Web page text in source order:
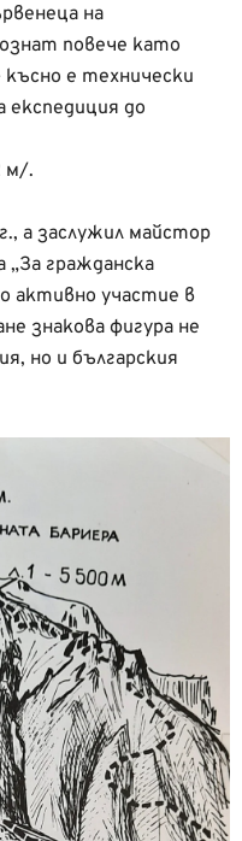
на
повече като
е технически
експедиция до
м/.
а заслужил майстор
„За гражданска
активно участие в
знакова фигура не
но и българския